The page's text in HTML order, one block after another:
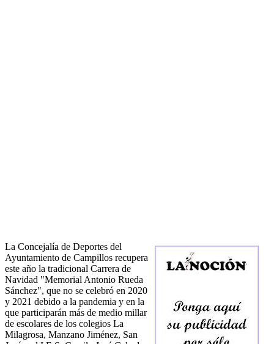
La Concejalía de Deportes del
Ayuntamiento de Campillos recupera
este año la tradicional Carrera de
Navidad "Memorial Antonio Rueda
Sánchez", que no se celebró en 2020
y 2021 debido a la pandemia y en la
que participarán más de medio millar
de escolares de los colegios La
Milagrosa, Manzano Jiménez, San